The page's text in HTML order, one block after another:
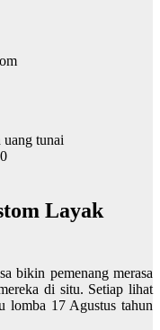
uang tunai
Layak
bikin pemenang merasa
di situ. Setiap lihat
lomba 17 Agustus tahun